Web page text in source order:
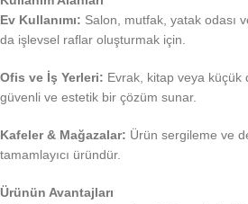
Ev Kullanımı: Salon, mutfak, yatak odası
da işlevsel raflar oluşturmak için.
Ofis ve İş Yerleri: Evrak, kitap veya küçük
güvenli ve estetik bir çözüm sunar.
Kafeler & Mağazalar: Ürün sergileme ve
tamamlayıcı üründür.
Ürünün Avantajları